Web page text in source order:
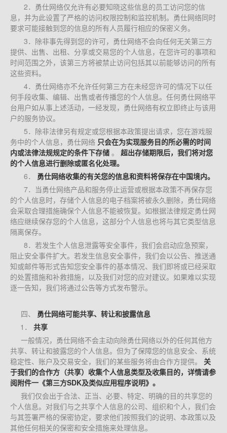
2．勇仕网络仅允许有必要知晓这些信息的员工访问您的信
息，并为此设置了严格的访问权限控制和监控机制。勇仕网络同时
要求可能接触到您的信息的所有人员履行相应的保密义务。
3．除非事先得到您的许可，勇仕网络不会向任何无关第三方
提供、出售、出租、分享或交易您的个人信息，在您许可的事项和
时间范围之外，该第三方将被禁止访问包括其以前能够访问的所有
这些资料。
4．勇仕网络亦不允许任何第三方在未经您许可的情况下以任
何手段收集、编辑、出售或者传播您的个人信息。任何勇仕网络平
台用户如从事上述活动，一经发现，勇仕网络有权立即终止与该用
户的服务协议。
5．除非法律另有规定或您根据本政策提出请求，您在游戏服
务中的个人信息，勇仕网络 只会在为实现服务目的所必需的时间
内或法律法规规定的条件下存储 。
超出存储期限后，我们将对您
的个人信息进行删除或匿名化处理。
6．
勇仕网络收集的有关您的信息和资料将保存在中国境内。
7．当勇仕网络产品和服务停止运营或根据本政策不再保存您
的个人信息时，存储个人信息的电子档案将被永久删除，勇仕网络
会采取合理措施确保个人信息不能被恢复。如根据法律规定勇仕网
络应继续保存您的个人信息，这部分个人信息也将与其它类型信息
隔离保存。
8．若发生个人信息泄露等安全事件，我们会启动应急预案，
阻止安全事件扩大。若发生信息安全事件，我们会以公告、推送通
知或邮件等形式告知您安全事件的基本情况、我们即将或已经采取
的处置措施和补救措施，以及我们对您的应对建议。如果难以实现
逐一告知，我们将通过公告等方式发布警示。
四、
勇仕网络可能共享、转让和披露信息
1．
共享
一般情况，勇仕网络不会主动向除勇仕网络以外的任何其他方
共享、转让和披露您的个人信息。但为了保障您的信息安全、系统
稳定性、账户及交易安全，我们的某些服务将由合作方提供。
关
于我们的合作方（共享）收集个人信息类型及收集目的，详情请参
阅附件一《第三方SDK及类似应用程序说明》。
我们仅会出于合法、正当、必要、特定、明确的目的共享您的
个人信息。对我们与之共享个人信息的公司、组织和个人，我们会
与其签署严格的保密协定，要求他们按照我们的说明、本政策以及
其他任何相关的保密和安全措施来处理信息。